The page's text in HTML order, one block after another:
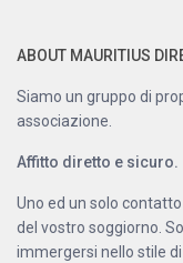
ABOUT MAURITIUS
Siamo un gruppo di
associazione.
Affitto diretto e sicuro.
Uno ed un solo
del vostro soggiorno.
immergersi nello stile